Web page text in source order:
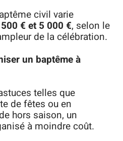
civil varie
€ et 5 000 €, selon le
de la célébration.
un baptême à
telles que
de fêtes ou en
hors saison, un
à moindre coût.